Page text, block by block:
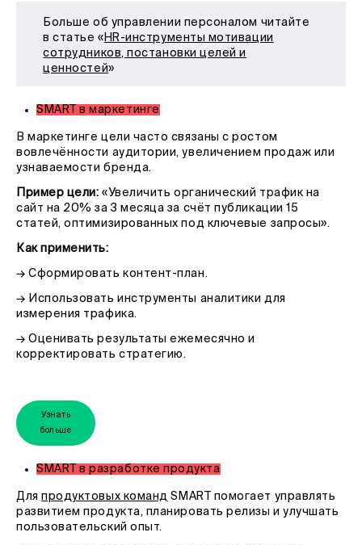
Больше об управлении персоналом читайте
в статье « HR-инструменты мотивации
сотрудников, постановки целей и
ценностей»
SMART в маркетинге
В маркетинге цели часто связаны с ростом
вовлечённости аудитории, увеличением продаж или
узнаваемости бренда.
Пример цели:«Увеличить органический трафик на
сайт на 20% за 3 месяца за счёт публикации 15
статей, оптимизированных под ключевые запросы».
Как применить:
→ Сформировать контент-план.
→ Использовать инструменты аналитики для
измерения трафика.
→ Оценивать результаты ежемесячно и
корректировать стратегию.
Узнать
больше
SMART в разработке продукта
Дляпродуктовых команд SMART помогает управлять
развитием продукта, планировать релизы и улучшать
пользовательский опыт.